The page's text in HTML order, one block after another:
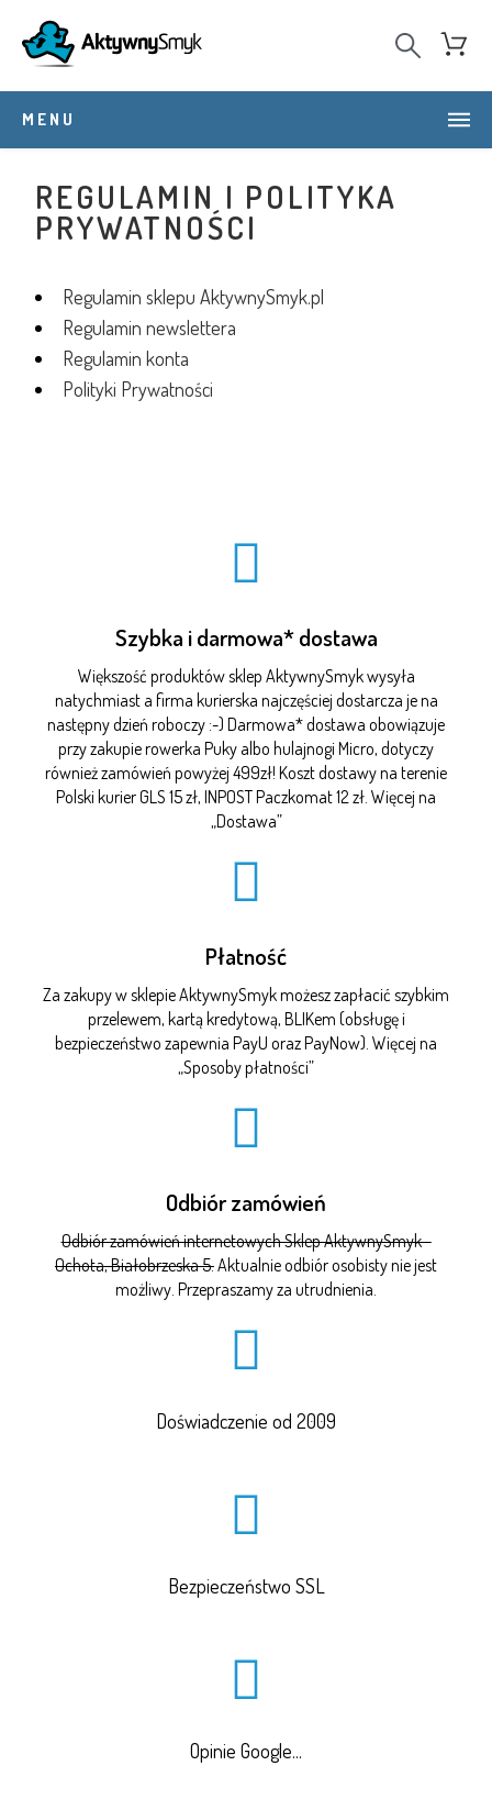
MENU
REGULAMIN I POLITYKA
PRYWATNOŚCI
Regulamin sklepu AktywnySmyk.pl
Regulamin newslettera
Regulamin konta
Polityki Prywatności
Szybka i darmowa* dostawa
Większość produktów sklep AktywnySmyk wysyła
natychmiast a firma kurierska najczęściej dostarcza je na
następny dzień roboczy :-) Darmowa* dostawa obowiązuje
przy zakupie rowerka Puky albo hulajnogi Micro, dotyczy
również zamówień powyżej 499zł! Koszt dostawy na terenie
Polski kurier GLS 15 zł, INPOST Paczkomat 12 zł. Więcej na
„Dostawa”
Płatność
Za zakupy w sklepie AktywnySmyk możesz zapłacić szybkim
przelewem, kartą kredytową, BLIKem (obsługę i
bezpieczeństwo zapewnia PayU oraz PayNow). Więcej na
„Sposoby płatności”
Odbiór zamówień
Odbiór zamówień internetowych Sklep AktywnySmyk -
Ochota, Białobrzeska 5.Aktualnie odbiór osobisty nie jest
możliwy. Przepraszamy za utrudnienia.
Doświadczenie od 2009
Bezpieczeństwo SSL
Opinie Google...